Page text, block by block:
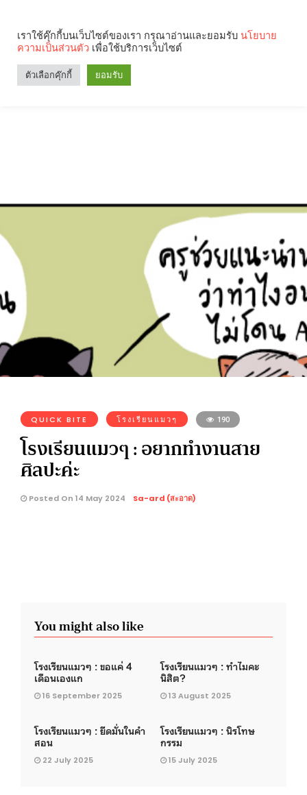
QUICK BITE โรงเรียนแมวๆ 190
โรงเรียนแมวๆ : อยากทำงานสาย
ศิลปะค่ะ
Posted On 14 May 2024 Sa-ard (สะอาด)
You might also like
โรงเรียนแมวๆ : ขอแค่ 4
เดือนเองแก
16 September 2025
โรงเรียนแมวๆ : ทำไมคะ
นิสิต?
13 August 2025
โรงเรียนแมวๆ : ยึดมั่นในคำ
สอน
22 July 2025
โรงเรียนแมวๆ : นิรโทษ
กรรม
15 July 2025
เราใช้คุ๊กกี้บนเว็บไซต์ของเรา กรุณาอ่านและยอมรับ นโยบาย
ความเป็นส่วนตัว เพื่อใช้บริการเว็บไซต์
ตัวเลือกคุ๊กกี้ ยอมรับ